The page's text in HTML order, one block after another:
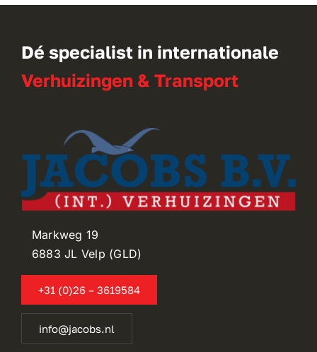
Dé specialist in internationale
Verhuizingen & Transport
Markweg 19
6883 JL Velp (GLD)
+31 (0)26 – 3619584
info@jacobs.nl